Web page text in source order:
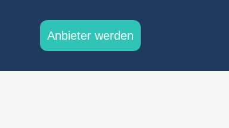
Anbieter werden